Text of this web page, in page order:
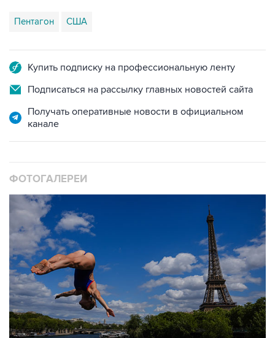
Пентагон США
Купить подписку на профессиональную ленту
Подписаться на рассылку главных новостей сайта
Получать оперативные новости в официальном
канале
ФОТОГАЛЕРЕИ